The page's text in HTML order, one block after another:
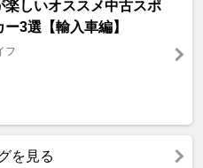
楽しいオススメ中古スポ
ー3選【輸入車編】
フ
を見る